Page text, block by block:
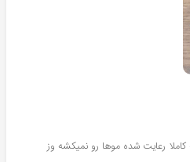
کاملا رعایت شده موها رو نمیکشه وز